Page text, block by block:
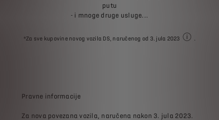
putu
- i mnoge druge usluge...
*Za sve kupovine novog vozila DS, naručenog od 3. jula 2023
.
Pravne informacije
Za nova povezana vozila, naručena nakon 3. jula 2023.